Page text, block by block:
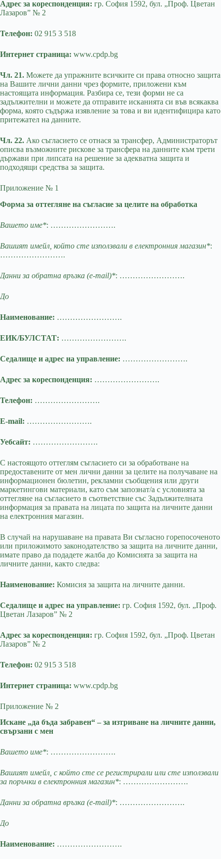
Адрес за кореспонденция: гр. София 1592, бул. „Проф. Цветан
Лазаров” № 2
Телефон: 02 915 3 518
Интернет страница: www.cpdp.bg
Чл. 21. Можете да упражните всичките си права относно защита
на Вашите лични данни чрез формите, приложени към
настоящата информация. Разбира се, тези форми не са
задължителни и можете да отправите исканията си във всякаква
форма, която съдържа изявление за това и ви идентифицира като
притежател на данните.
Чл. 22. Ако съгласието се отнася за трансфер, Администраторът
описва възможните рискове за трансфера на данните към трети
държави при липсата на решение за адекватна защита и
подходящи средства за защита.
Приложение № 1
Форма за оттегляне на съгласие за целите на обработка
Вашето име*: …………………….
Вашият имейл, който сте използвали в електронния магазин*:
…………………….
Данни за обратна връзка (e-mail)*: …………………….
До
Наименование: …………………….
ЕИК/БУЛСТАТ: …………………….
Седалище и адрес на управление: …………………….
Адрес за кореспонденция: …………………….
Телефон: …………………….
E-mail: …………………….
Уебсайт: …………………….
С настоящото оттеглям съгласието си за обработване на
предоставените от мен лични данни за целите на получаване на
информационен бюлетин, рекламни съобщения или други
маркетингови материали, като съм запознат/а с условията за
оттегляне на съгласието в съответствие със Задължителната
информация за правата на лицата по защита на личните данни
на електронния магазин.
В случай на нарушаване на правата Ви съгласно горепосоченото
или приложимото законодателство за защита на личните данни,
имате право да подадете жалба до Комисията за защита на
личните данни, както следва:
Наименование: Комисия за защита на личните данни.
Седалище и адрес на управление: гр. София 1592, бул. „Проф.
Цветан Лазаров” № 2
Адрес за кореспонденция: гр. София 1592, бул. „Проф. Цветан
Лазаров” № 2
Телефон: 02 915 3 518
Интернет страница: www.cpdp.bg
Приложение № 2
Искане „да бъда забравен“ – за изтриване на личните данни,
свързани с мен
Вашето име*: …………………….
Вашият имейл, с който сте се регистрирали или сте използвали
за поръчки в електронния магазин*: …………………….
Данни за обратна връзка (e-mail)*: …………………….
До
Наименование: …………………….